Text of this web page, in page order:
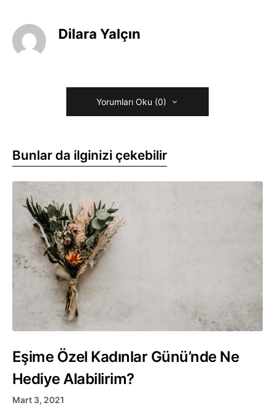
Dilara Yalçın
Yorumları Oku (0)
Bunlar da ilginizi çekebilir
Eşime Özel Kadınlar Günü’nde Ne
Hediye Alabilirim?
Mart 3, 2021